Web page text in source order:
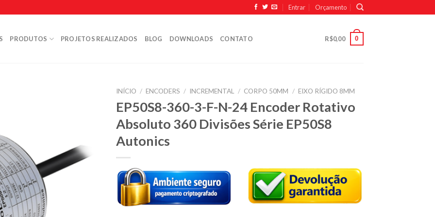
Entrar Orçamento
PRODUTOS PROJETOS REALIZADOS BLOG DOWNLOADS CONTATO R$0,00 0
INÍCIO / ENCODERS / INCREMENTAL / CORPO 50MM / EIXO RÍGIDO 8MM
EP50S8-360-3-F-N-24 Encoder Rotativo
Absoluto 360 Divisões Série EP50S8
Autonics